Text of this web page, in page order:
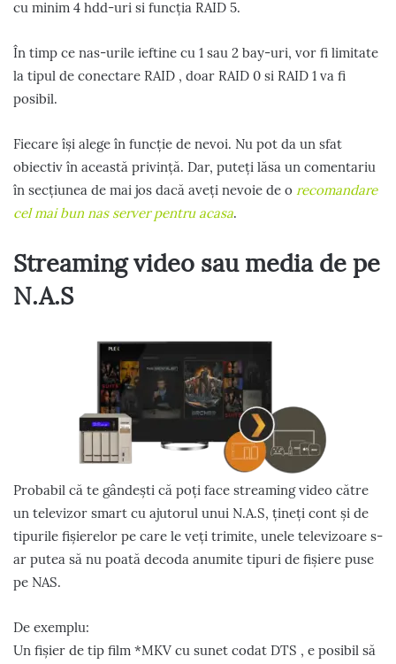
cu minim 4 hdd-uri si funcția RAID 5.
În timp ce nas-urile ieftine cu 1 sau 2 bay-uri, vor fi limitate
la tipul de conectare RAID , doar RAID 0 si RAID 1 va fi
posibil.
Fiecare își alege în funcție de nevoi. Nu pot da un sfat
obiectiv în această privință. Dar, puteți lăsa un comentariu
în secțiunea de mai jos dacă aveți nevoie de o recomandare
cel mai bun nas server pentru acasa.
Streaming video sau media de pe
N.A.S
Probabil că te gândești că poți face streaming video către
un televizor smart cu ajutorul unui N.A.S, țineți cont și de
tipurile fișierelor pe care le veți trimite, unele televizoare s-
ar putea să nu poată decoda anumite tipuri de fișiere puse
pe NAS.
De exemplu:
Un fișier de tip film *MKV cu sunet codat DTS , e posibil să